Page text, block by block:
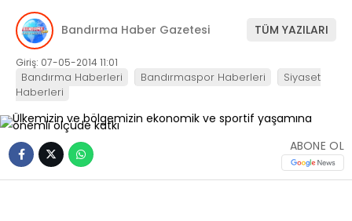
Bandırma Haber Gazetesi TÜM YAZILARI
Giriş: 07-05-2014 11:01
Bandırma Haberleri Bandırmaspor Haberleri
Siyaset
Haberleri
ABONE OL